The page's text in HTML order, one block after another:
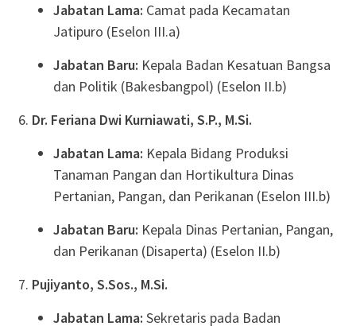
Jabatan Lama: Camat pada Kecamatan
Jatipuro (Eselon III.a)
Jabatan Baru: Kepala Badan Kesatuan Bangsa
dan Politik (Bakesbangpol) (Eselon II.b)
Dr. Feriana Dwi Kurniawati, S.P., M.Si.
Jabatan Lama: Kepala Bidang Produksi
Tanaman Pangan dan Hortikultura Dinas
Pertanian, Pangan, dan Perikanan (Eselon III.b)
Jabatan Baru: Kepala Dinas Pertanian, Pangan,
dan Perikanan (Disaperta) (Eselon II.b)
Pujiyanto, S.Sos., M.Si.
Jabatan Lama: Sekretaris pada Badan